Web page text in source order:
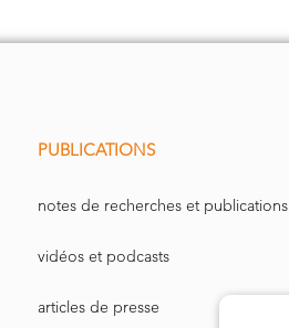
PUBLICATIONS
notes de recherches et publications
vidéos et podcasts
articles de presse